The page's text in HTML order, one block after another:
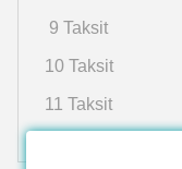
9 Taksit
10 Taksit
11 Taksit